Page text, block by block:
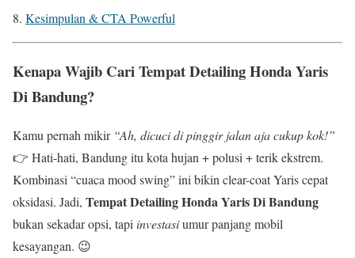
Kesimpulan & CTA Powerful
Kenapa Wajib CariTempat Detailing Honda Yaris
Di Bandung?
Kamu pernah mikir “Ah, dicuci di pinggir jalan aja cukup kok!”
👉 Hati-hati, Bandung itu kota hujan + polusi + terik ekstrem.
Kombinasi “cuaca mood swing” ini bikin clear-coat Yaris cepat
oksidasi. Jadi, Tempat Detailing Honda Yaris Di Bandung
bukan sekadar opsi, tapi investasiumur panjang mobil
kesayangan. 😉